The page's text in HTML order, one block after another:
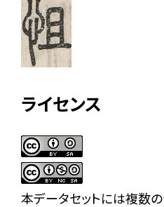
ライセンス
本データセットには複数